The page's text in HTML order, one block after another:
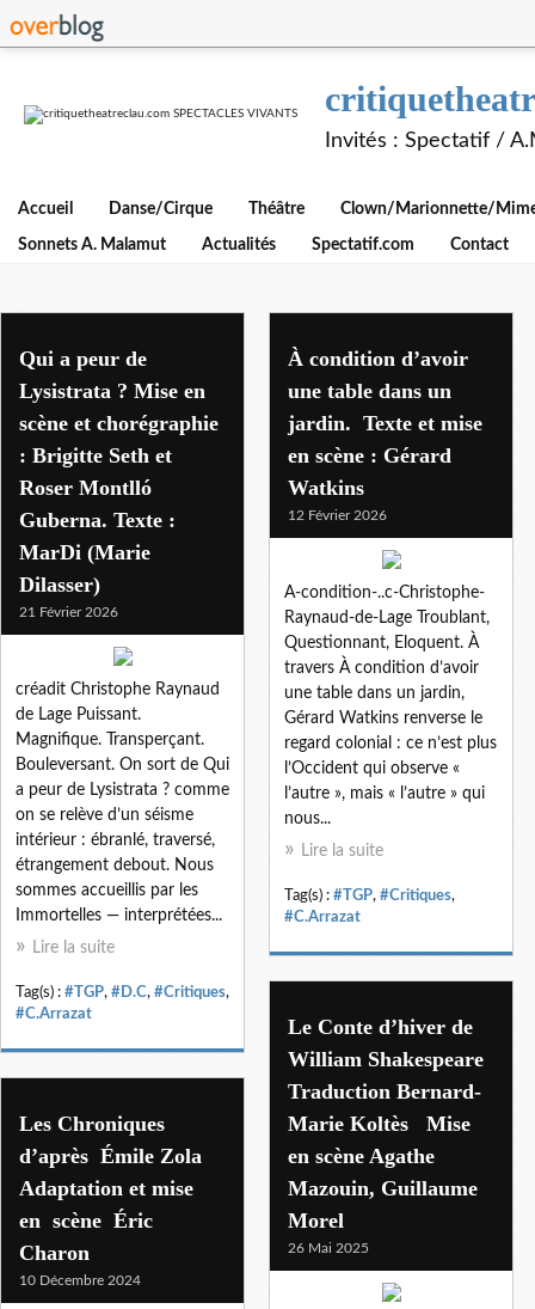
Invités : Spectatif /
Accueil Danse/Cirque Théâtre Clown/Marionnette/
Sonnets A. Malamut Actualités Spectatif.com Contact
tgp
Qui a peur de
Lysistrata ? Mise en
scène et chorégraphie
: Brigitte Seth et
Roser Montlló
Guberna. Texte :
MarDi (Marie
Dilasser)
21 Février 2026
créadit Christophe Raynaud
de Lage Puissant.
Magnifique. Transperçant.
Bouleversant. On sort de Qui
a peur de Lysistrata ? comme
on se relève d’un séisme
intérieur : ébranlé, traversé,
étrangement debout. Nous
sommes accueillis par les
Immortelles — interprétées...
Lire la suite
Tag(s) : #TGP, #D.C, #Critiques,
#C.Arrazat
À condition d’avoir
une table dans un
jardin. Texte et mise
en scène : Gérard
Watkins
12 Février 2026
A-condition-..c-Christophe-
Raynaud-de-Lage Troublant,
Questionnant, Eloquent. À
travers À condition d’avoir
une table dans un jardin,
Gérard Watkins renverse le
regard colonial : ce n’est plus
l’Occident qui observe «
l’autre », mais « l’autre » qui
nous...
Lire la suite
Tag(s) : #TGP, #Critiques,
#C.Arrazat
Le Conte d’hiver de
William Shakespeare
Traduction Bernard-
Marie Koltès Mise
en scène Agathe
Mazouin, Guillaume
Morel
26 Mai 2025
Les Chroniques
d’après Émile Zola
Adaptation et mise
en scène Éric
Charon
10 Décembre 2024